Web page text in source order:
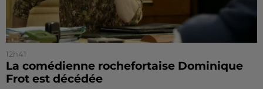
12h41
La comédienne rochefortaise Dominique
Frot est décédée